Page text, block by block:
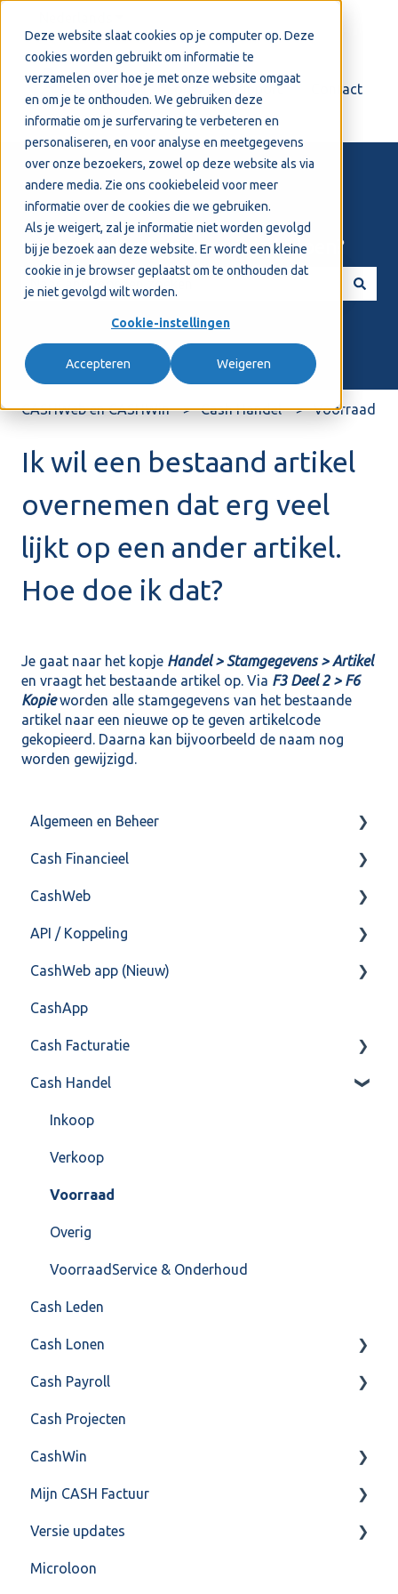
Deze website slaat cookies op je computer op. Deze
cookies worden gebruikt om informatie te
verzamelen over hoe je met onze website omgaat
en om je te onthouden. We gebruiken deze
informatie om je surfervaring te verbeteren en
personaliseren, en voor analyse en meetgegevens
over onze bezoekers, zowel op deze website als via
andere media. Zie ons cookiebeleid voor meer
informatie over de cookies die we gebruiken.
Als je weigert, zal je informatie niet worden gevolgd
bij je bezoek aan deze website. Er wordt een kleine
cookie in je browser geplaatst om te onthouden dat
je niet gevolgd wilt worden.
Cookie-instellingen
Accepteren Weigeren
Support Contact
Welkom! Hoe kunnen we je helpen?
CASHWeb en CASHWin Cash Handel Voorraad
Ik wil een bestaand artikel
overnemen dat erg veel
lijkt op een ander artikel.
Hoe doe ik dat?
Je gaat naar het kopje Handel > Stamgegevens > Artikel
en vraagt het bestaande artikel op. Via F3 Deel 2 > F6
Kopieworden alle stamgegevens van het bestaande
artikel naar een nieuwe op te geven artikelcode
gekopieerd. Daarna kan bijvoorbeeld de naam nog
worden gewijzigd.
Algemeen en Beheer
Bank(koppeling)
Import/Export
Postbus
Training & Consultancy
Overig
Cash Financieel
Boekhoud
Fiscaal
Overig
CashWeb
CashHero Layout
Mailen vanuit CASHWeb
Algemeen gebruik
API / Koppeling
Algemeen
Api 3.0 (SOAP API)
API 4.0 (REST API)
CashWeb app (Nieuw)
Veel gestelde vragen
CashApp
Cash Facturatie
Factureren
Instellingen
Algemeen
Formulierlayout
Cash Handel
Inkoop
Verkoop
Voorraad
Overig
VoorraadService & Onderhoud
Cash Leden
Cash Lonen
Algemeen
Inrichting
Jaarafsluiting
Salarisberekening
Overig
FAQ – Beëindiging CASH Lonen en overstap naar
Cash Payroll
Aangifte
Algemeen
Basis Training
Berekening
FAQ
Cash Projecten
CashWin
Overig
Mijn CASH Factuur
Facturatie Loonportal( CASH Lonen)
Mijn CASH factuur
Versie updates
CashWeb updates 2025
Microloon